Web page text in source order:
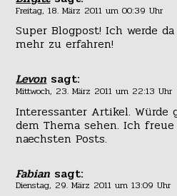
Freitag, 18. März 2011 um 00:39 Uhr
Super Blogpost! Ich werde
mehr zu erfahren!
Levon sagt:
Mittwoch, 23. März 2011 um 22:13 Uhr
Interessanter Artikel. Würde
dem Thema sehen. Ich
naechsten Posts.
Fabian sagt:
Dienstag, 29. März 2011 um 13:09 Uhr